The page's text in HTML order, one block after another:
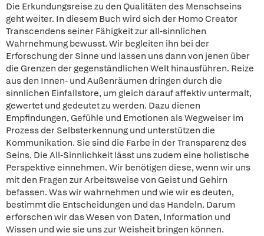
Die Erkundungsreise zu den Qualitäten des Menschseins
geht weiter. In diesem Buch wird sich der Homo Creator
Transcendens seiner Fähigkeit zur all-sinnlichen
Wahrnehmung bewusst. Wir begleiten ihn bei der
Erforschung der Sinne und lassen uns dann von jenen über
die Grenzen der gegenständlichen Welt hinausführen. Reize
aus den Innen- und Außenräumen dringen durch die
sinnlichen Einfallstore, um gleich darauf affektiv untermalt,
gewertet und gedeutet zu werden. Dazu dienen
Empfindungen, Gefühle und Emotionen als Wegweiser im
Prozess der Selbsterkennung und unterstützen die
Kommunikation. Sie sind die Farbe in der Transparenz des
Seins. Die All-Sinnlichkeit lässt uns zudem eine holistische
Perspektive einnehmen. Wir benötigen diese, wenn wir uns
mit den Fragen zur Arbeitsweise von Geist und Gehirn
befassen. Was wir wahrnehmen und wie wir es deuten,
bestimmt die Entscheidungen und das Handeln. Darum
erforschen wir das Wesen von Daten, Information und
Wissen und wie sie uns zur Weisheit bringen können.